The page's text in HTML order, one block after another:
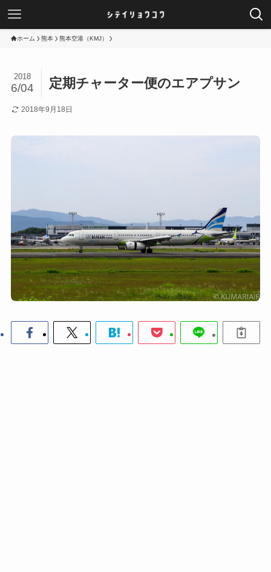
ホーム 熊本 熊本空港（KMJ）
定期チャーター便のエアプサン
2018
6/04
2018年9月18日